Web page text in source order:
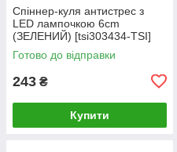
Спіннер-куля антистрес з
LED лампочкою 6cm
(ЗЕЛЕНИЙ) [tsi303434-TSI]
Готово до відправки
243 ₴
Купити